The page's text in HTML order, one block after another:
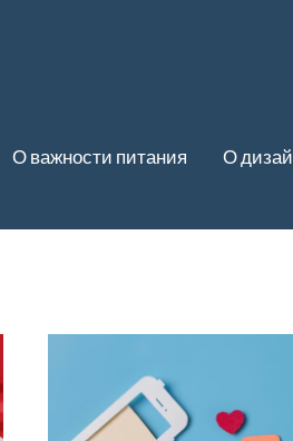
О важности питания О